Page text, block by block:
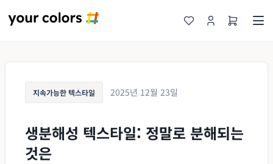
지속가능한 텍스타일 2025년 12월 23일
생분해성 텍스타일: 정말로 분해되는
것은